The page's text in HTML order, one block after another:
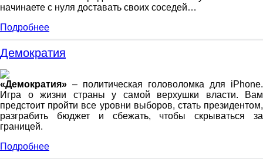
начинаете с нуля доставать своих соседей…
Подробнее
Демократия
«Демократия» – политическая головоломка для iPhone.
Игра о жизни страны у самой верхушки власти. Вам
предстоит пройти все уровни выборов, стать президентом,
разграбить бюджет и сбежать, чтобы скрываться за
границей.
Подробнее